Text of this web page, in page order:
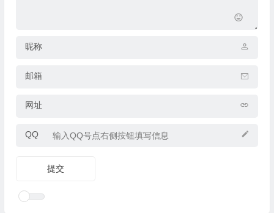
昵称
邮箱
网址
QQ